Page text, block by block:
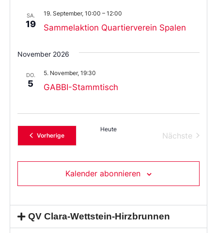
SA.
19 Sammelaktion Quartierverein Spalen
19. September, 10:00 – 12:00
November 2026
DO.
5 GABBI-Stammtisch
5. November, 19:30
VorherigeVeranstaltungen
Heute
Nächste
Kalender abonnieren
QV Clara-Wettstein-Hirzbrunnen